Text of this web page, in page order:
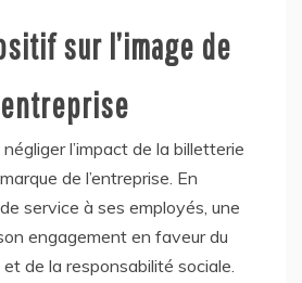
sur l’image de
l’impact de la billetterie
de l’entreprise. En
service à ses employés, une
engagement en faveur du
de la responsabilité sociale.